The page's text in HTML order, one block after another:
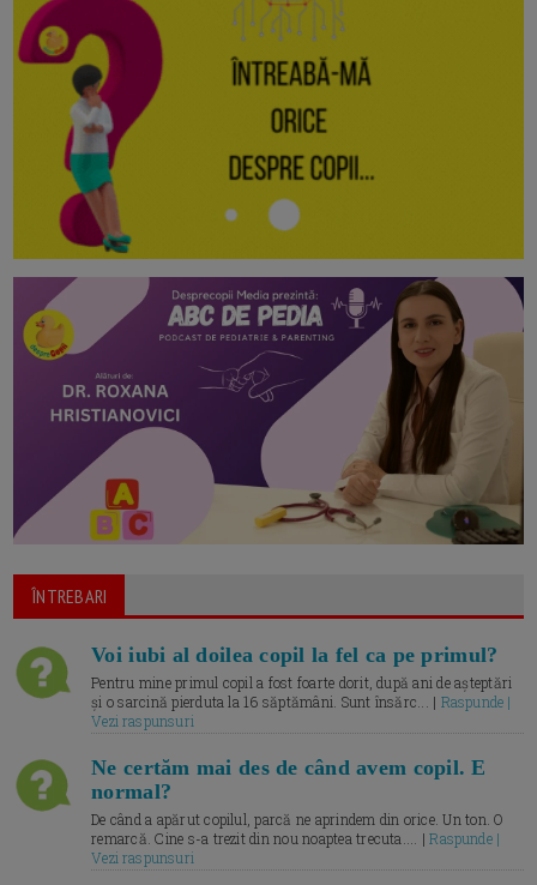
ÎNTREBARI
Voi iubi al doilea copil la fel ca pe primul?
Pentru mine primul copil a fost foarte dorit, după ani de așteptări
și o sarcină pierduta la 16 săptămâni. Sunt însărc... | Raspunde |
Vezi raspunsuri
Ne certăm mai des de când avem copil. E
normal?
De când a apărut copilul, parcă ne aprindem din orice. Un ton. O
remarcă. Cine s-a trezit din nou noaptea trecuta.... |Raspunde |
Vezi raspunsuri